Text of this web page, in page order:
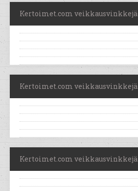
Kertoimet.com veikkausvinkkejä
Kertoimet.com veikkausvinkkejä
Kertoimet.com veikkausvinkkejä